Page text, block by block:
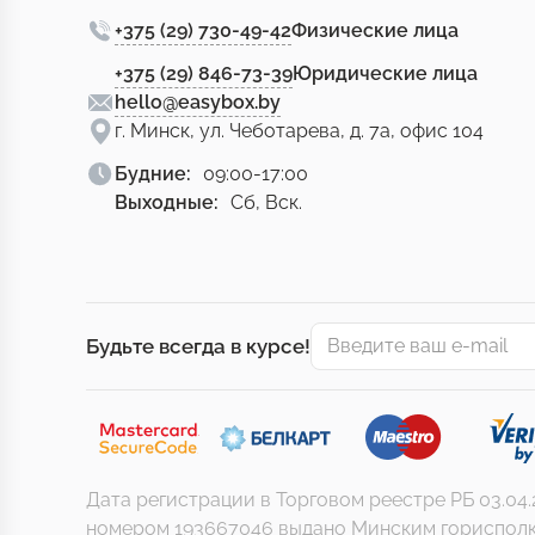
+375 (29) 730-49-42Физические лица
+375 (29) 846-73-39Юридические лица
hello@easybox.by
г. Минск, ул. Чеботарева, д. 7а, офис 104
Будние:
09:00-17:00
Выходные: Сб, Вск.
Будьте всегда в курсе!
Дата регистрации в Торговом реестре РБ
номером 193667046 выдано Минским